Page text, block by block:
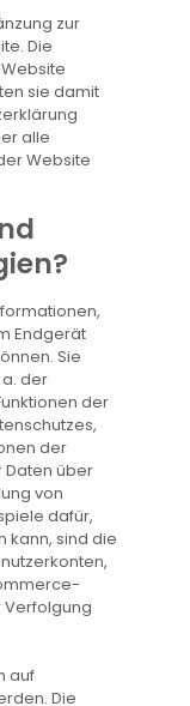
zur
Die
sie damit
alle
Website
Endgerät
Sie
der
der
der
Daten über
von
dafür,
kann, sind die
Verfolgung
auf
Die